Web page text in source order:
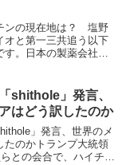
ンの現在地は？ 塩野
オと第一三共追う以下
す。日本の製薬会社に
の臨床試験（治験）に
「国産ワ...
shithole」発言、
はどう訳したのか
」発言、世界のメ
たのかトランプ大統領
との会合で、ハイチや